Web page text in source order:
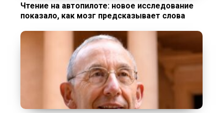
Чтение на автопилоте: новое исследование
показало, как мозг предсказывает слова